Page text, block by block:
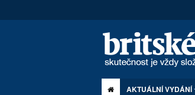
AKTUÁLNÍ VYDÁNÍ